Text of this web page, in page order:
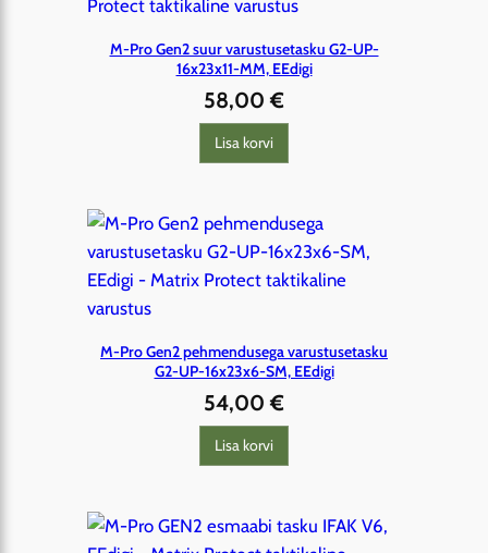
M-Pro Gen2 suur varustusetasku G2-UP-
16x23x11-MM, EEdigi
58,00€
Lisa korvi
M-Pro Gen2 pehmendusega varustusetasku
G2-UP-16x23x6-SM, EEdigi
54,00€
Lisa korvi